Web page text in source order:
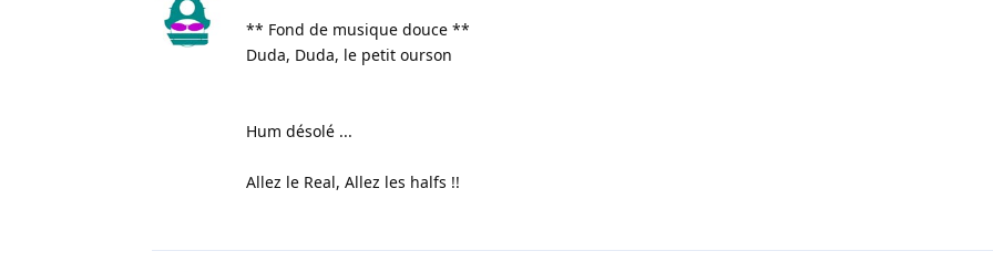
** Fond de musique douce **
Duda, Duda, le petit ourson
Hum désolé ...
Allez le Real, Allez les halfs !!